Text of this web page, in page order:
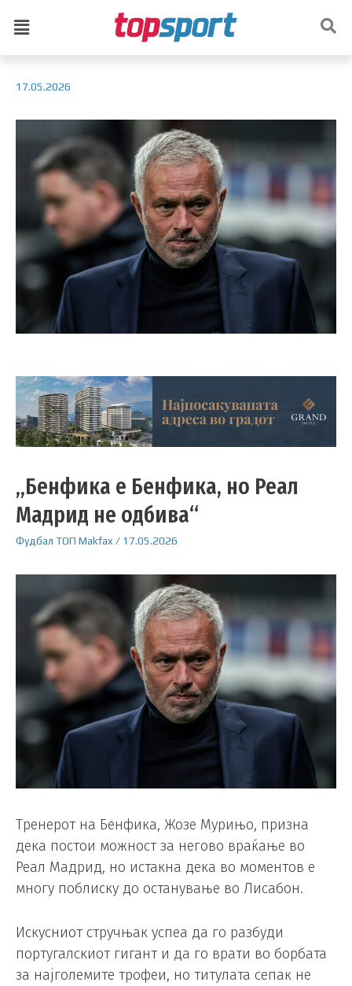
17.05.2026
„Бенфика е Бенфика, но Реал
Мадрид не одбива“
Фудбал ТОП Makfax/ 17.05.2026
Тренерот на Бенфика, Жозе Мурињо, призна
дека постои можност за негово враќање во
Реал Мадрид, но истакна дека во моментов е
многу поблиску до останување во Лисабон.
Искусниот стручњак успеа да го разбуди
португалскиот гигант и да го врати во борбата
за најголемите трофеи, но титулата сепак не